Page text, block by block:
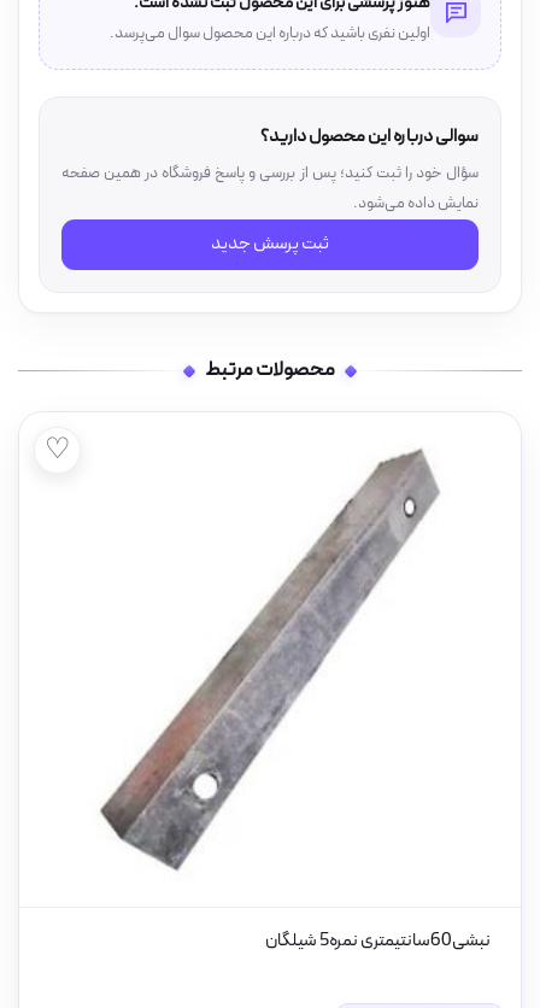
اولین نفری باشید که درباره این محصول سوال می‌پرسد.
سوالی درباره این محصول دارید؟
سؤال خود را ثبت کنید؛ پس از بررسی و پاسخ فروشگاه در همین صفحه
نمایش داده می‌شود.
ثبت پرسش جدید
محصولات مرتبط
♡
نبشی60سانتیمتری نمره5 شیلگان